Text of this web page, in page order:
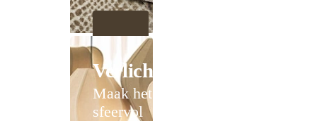
Verlichting
Maak het
sfeervol